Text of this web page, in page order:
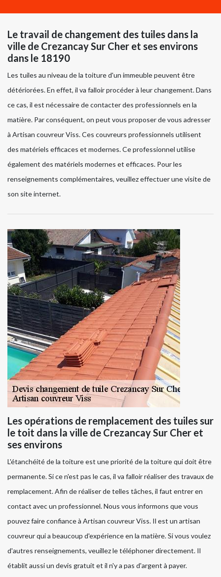
Le travail de changement des tuiles dans la
ville de Crezancay Sur Cher et ses environs
dans le 18190
Les tuiles au niveau de la toiture d'un immeuble peuvent être
détériorées. En effet, il va falloir procéder à leur changement. Dans
ce cas, il est nécessaire de contacter des professionnels en la
matière. Par conséquent, on peut vous proposer de vous adresser
à Artisan couvreur Viss. Ces couvreurs professionnels utilisent
des matériels efficaces et modernes. Ce professionnel utilise
également des matériels modernes et efficaces. Pour les
renseignements complémentaires, veuillez effectuer une visite de
son site internet.
Les opérations de remplacement des tuiles sur
le toit dans la ville de Crezancay Sur Cher et
ses environs
L'étanchéité de la toiture est une priorité de la toiture qui doit être
permanente. Si ce n'est pas le cas, il va falloir réaliser des travaux de
remplacement. Afin de réaliser de telles tâches, il faut entrer en
contact avec un professionnel. Nous vous informons que vous
pouvez faire confiance à Artisan couvreur Viss. Il est un artisan
couvreur qui a beaucoup d'expérience en la matière. Si vous voulez
d'autres renseignements, veuillez le téléphoner directement. Il
établit aussi un devis gratuit et il n'y a pas d'argent à payer.